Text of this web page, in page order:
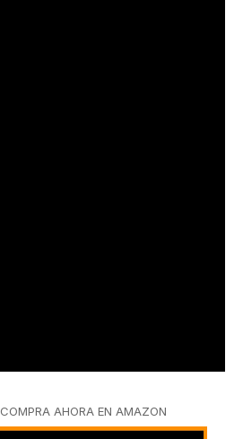
COMPRA AHORA EN AMAZON